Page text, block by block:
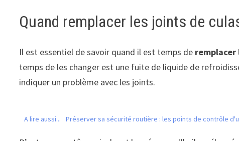
Quand remplacer les joints de
Il est essentiel de savoir quand il est temps de remplacer
temps de les changer est une fuite de liquide de
indiquer un problème avec les joints.
A lire aussi... Préserver sa sécurité routière : les points de contrôle